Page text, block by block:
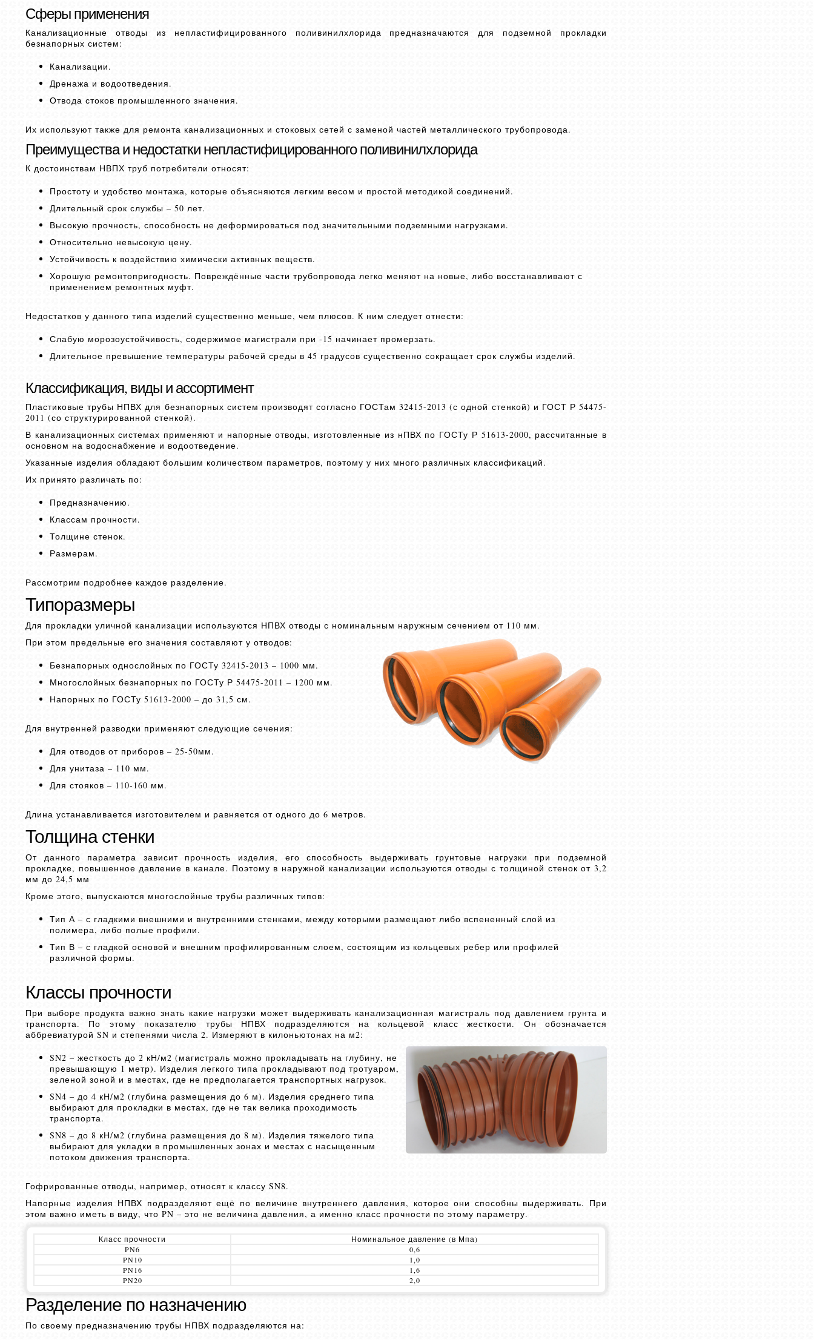
Сферы применения
Канализационные отводы из непластифицированного поливинилхлорида предназначаются для подземной прокладки
безнапорных систем:
Канализации.
Дренажа и водоотведения.
Отвода стоков промышленного значения.
Их используют также для ремонта канализационных и стоковых сетей с заменой частей металлического трубопровода.
Преимущества и недостатки непластифицированного поливинилхлорида
К достоинствам НВПХ труб потребители относят:
Простоту и удобство монтажа, которые объясняются легким весом и простой методикой соединений.
Длительный срок службы – 50 лет.
Высокую прочность, способность не деформироваться под значительными подземными нагрузками.
Относительно невысокую цену.
Устойчивость к воздействию химически активных веществ.
Хорошую ремонтопригодность. Повреждённые части трубопровода легко меняют на новые, либо восстанавливают с
применением ремонтных муфт.
Недостатков у данного типа изделий существенно меньше, чем плюсов. К ним следует отнести:
Слабую морозоустойчивость, содержимое магистрали при -15 начинает промерзать.
Длительное превышение температуры рабочей среды в 45 градусов существенно сокращает срок службы изделий.
Классификация, виды и ассортимент
Пластиковые трубы НПВХ для безнапорных систем производят согласно ГОСТам 32415-2013 (с одной стенкой) и ГОСТ Р 54475-
2011 (со структурированной стенкой).
В канализационных системах применяют и напорные отводы, изготовленные из нПВХ по ГОСТу Р 51613-2000, рассчитанные в
основном на водоснабжение и водоотведение.
Указанные изделия обладают большим количеством параметров, поэтому у них много различных классификаций.
Их принято различать по:
Предназначению.
Классам прочности.
Толщине стенок.
Размерам.
Рассмотрим подробнее каждое разделение.
Типоразмеры
Для прокладки уличной канализации используются НПВХ отводы с номинальным наружным сечением от 110 мм.
При этом предельные его значения составляют у отводов:
Безнапорных однослойных по ГОСТу 32415-2013 – 1000 мм.
Многослойных безнапорных по ГОСТу Р 54475-2011 – 1200 мм.
Напорных по ГОСТу 51613-2000 – до 31,5 см.
Для внутренней разводки применяют следующие сечения:
Для отводов от приборов – 25-50мм.
Для унитаза – 110 мм.
Для стояков – 110-160 мм.
Длина устанавливается изготовителем и равняется от одного до 6 метров.
Толщина стенки
От данного параметра зависит прочность изделия, его способность выдерживать грунтовые нагрузки при подземной
прокладке, повышенное давление в канале. Поэтому в наружной канализации используются отводы с толщиной стенок от 3,2
мм до 24,5 мм
Кроме этого, выпускаются многослойные трубы различных типов:
Тип А – с гладкими внешними и внутренними стенками, между которыми размещают либо вспененный слой из
полимера, либо полые профили.
Тип В – с гладкой основой и внешним профилированным слоем, состоящим из кольцевых ребер или профилей
различной формы.
Классы прочности
При выборе продукта важно знать какие нагрузки может выдерживать канализационная магистраль под давлением грунта и
транспорта. По этому показателю трубы НПВХ подразделяются на кольцевой класс жесткости. Он обозначается
аббревиатурой SN и степенями числа 2. Измеряют в килоньютонах на м2:
SN2 – жесткость до 2 кН/м2 (магистраль можно прокладывать на глубину, не
превышающую 1 метр). Изделия легкого типа прокладывают под тротуаром,
зеленой зоной и в местах, где не предполагается транспортных нагрузок.
SN4 – до 4 кН/м2 (глубина размещения до 6 м). Изделия среднего типа
выбирают для прокладки в местах, где не так велика проходимость
транспорта.
SN8 – до 8 кН/м2 (глубина размещения до 8 м). Изделия тяжелого типа
выбирают для укладки в промышленных зонах и местах с насыщенным
потоком движения транспорта.
Гофрированные отводы, например, относят к классу SN8.
Напорные изделия НПВХ подразделяют ещё по величине внутреннего давления, которое они способны выдерживать. При
этом важно иметь в виду, что PN – это не величина давления, а именно класс прочности по этому параметру.
Класс прочности
Номинальное давление (в Мпа)
PN6
0,6
PN10
1,0
PN16
1,6
PN20
2,0
Разделение по назначению
По своему предназначению трубы НПВХ подразделяются на: